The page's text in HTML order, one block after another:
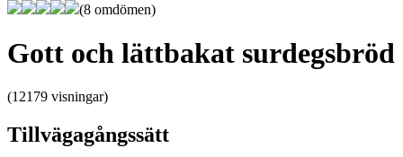
(8 omdömen)
Gott och lättbakat surdegsbröd
(12179 visningar)
Tillvägagångssätt